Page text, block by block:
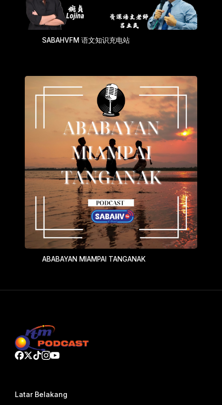
SABAHVFM 语文知识充电站
ABABAYAN MIAMPAI TANGANAK
Latar Belakang